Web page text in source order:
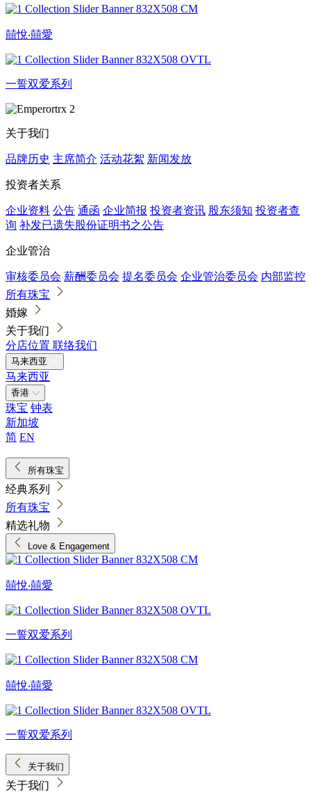
囍悅‧囍愛
一誓双爱系列
关于我们
品牌历史 主席简介 活动花絮 新闻发放
投资者关系
企业资料 公告 通函 企业简报 投资者资讯 股东须知 投资者查
询 补发已遗失股份证明书之公告
企业管治
审核委员会 薪酬委员会 提名委员会 企业管治委员会 内部监控
所有珠宝
婚嫁
关于我们
分店位置 联络我们
马来西亚
马来西亚
香港
珠宝 钟表
新加坡
简 EN
所有珠宝
经典系列
所有珠宝
精选礼物
Love & Engagement
囍悅‧囍愛
一誓双爱系列
囍悅‧囍愛
一誓双爱系列
关于我们
关于我们